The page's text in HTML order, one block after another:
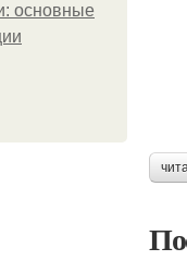
основные